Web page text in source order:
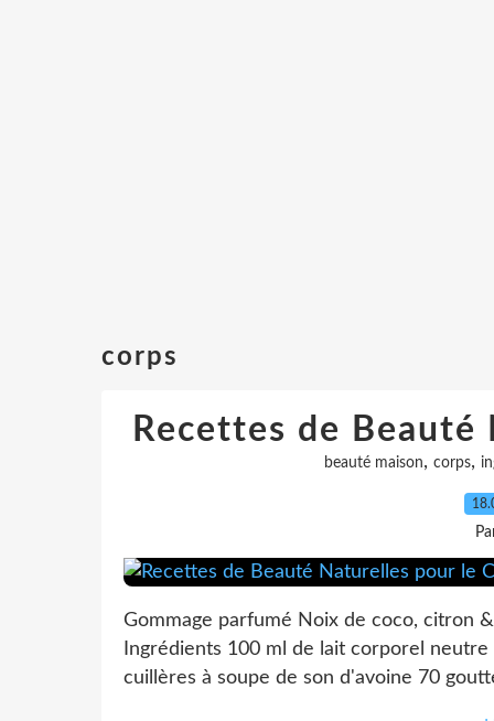
corps
Recettes de
beauté maison, corps,
Gommage parfumé Noix de coco, citron
Ingrédients 100 ml de lait corporel
cuillères à soupe de son d'avoine 70